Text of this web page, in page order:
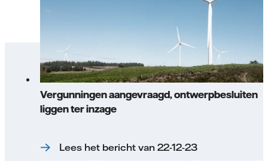
Vergunningen aangevraagd, ontwerpbesluiten
liggen ter inzage
Lees het bericht van 22-12-23